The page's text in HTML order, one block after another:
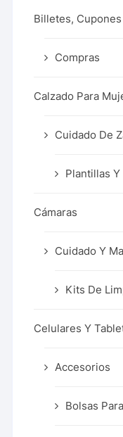
Billetes,
Compras
Calzado Para
Cuidado De
Plantillas
Cámaras
Cuidado Y
Kits De
Celulares Y
Accesorios
Bolsas